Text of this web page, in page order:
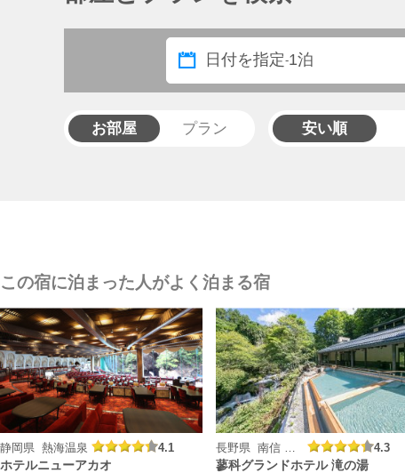
日付を指定-1泊
お部屋 プラン 安い順
この宿に泊まった人がよく泊まる宿
静岡県 熱海温泉 4.1
ホテルニューアカオ
4.3
蓼科グランドホテル 滝の湯